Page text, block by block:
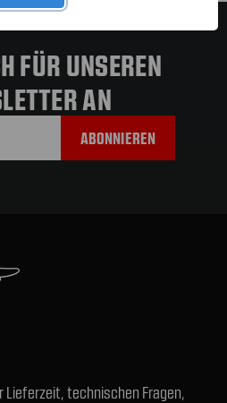
FÜR UNSEREN
AN
Lieferzeit, technischen Fragen,